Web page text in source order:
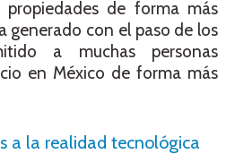
de forma más
generado con el paso de los
a muchas personas
en México de forma más
a la realidad tecnológica